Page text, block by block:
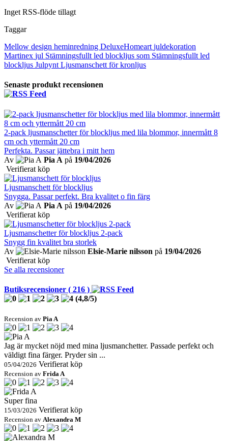
Inget RSS-flöde tillagt
Taggar
Mellow design heminredning DeluxeHomeart juldekoration
Martinex jul Stämningsfullt led blockljus som Stämningsfullt led
blockljus Julpynt Ljusmanschett för kronljus
Senaste produkt recensionen
2-pack ljusmanschetter för blockljus med lila blommor, innermått 8
cm och yttermått 20 cm
Perfekta. Passar jättebra i mitt hem
Av
Pia A på 19/04/2026
Verifierat köp
Ljusmanschett för blockljus
Snygga. Passar perfekt. Bra kvalitet o fin färg
Av
Pia A på 19/04/2026
Verifierat köp
Ljusmanschetter för blockljus 2-pack
Snygg fin kvalitet bra storlek
Av
Elsie-Marie nilsson på 19/04/2026
Verifierat köp
Se alla recensioner
Butiksrecensioner ( 216 )
(4,8/5)
Recension av Pia A
Jag är mycket nöjd med mina ljusmanchetter. Passade perfekt och
väldigt fina färger. Pryder sin ...
05/04/2026 Verifierat köp
Recension av Frida A
Super fina
15/03/2026 Verifierat köp
Recension av Alexandra M